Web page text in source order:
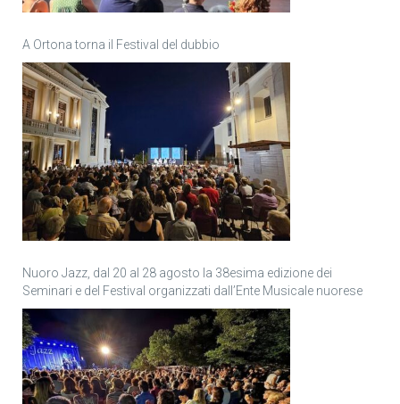
A Ortona torna il Festival del dubbio
Nuoro Jazz, dal 20 al 28 agosto la 38esima edizione dei
Seminari e del Festival organizzati dall’Ente Musicale nuorese